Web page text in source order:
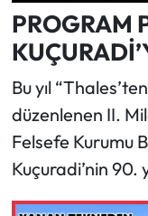
PROGRAM
Bu yıl
düzenlenen II.
Felsefe Kurumu
Kuçuradi’nin 90.